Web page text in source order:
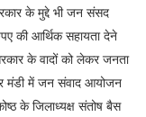
के मुद्दे भी जन संसद
की आर्थिक सहायता देने
के वादों को लेकर जनता
मंडी में जन संवाद आयोजन
के जिलाध्यक्ष संतोष बैस